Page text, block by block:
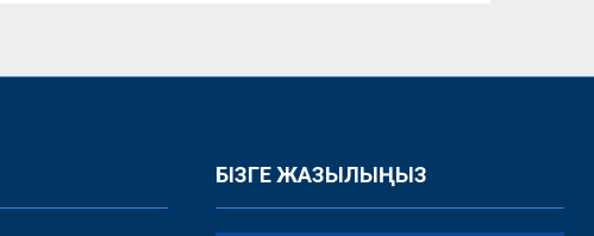
БІЗГЕ ЖАЗЫЛЫҢЫЗ